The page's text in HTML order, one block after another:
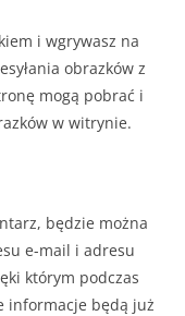
i wgrywasz na
obrazków z
mogą pobrać i
w witrynie.
będzie można
e-mail i adresu
którym podczas
informacje będą już